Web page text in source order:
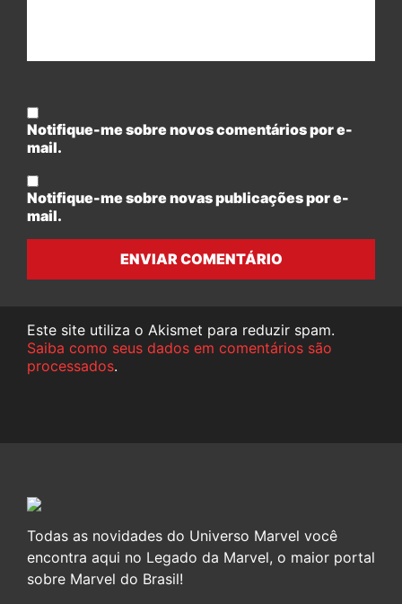
Notifique-me sobre novos comentários por e-
mail.
Notifique-me sobre novas publicações por e-
mail.
ENVIAR COMENTÁRIO
Este site utiliza o Akismet para reduzir spam.
Saiba como seus dados em comentários são
processados.
Todas as novidades do Universo Marvel você
encontra aqui no Legado da Marvel, o maior portal
sobre Marvel do Brasil!